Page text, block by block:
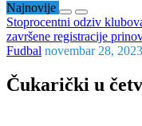
Najnovije
Stoprocentni odziv
završene registracije
Fudbal novembar 28, 2023
Čukarički u